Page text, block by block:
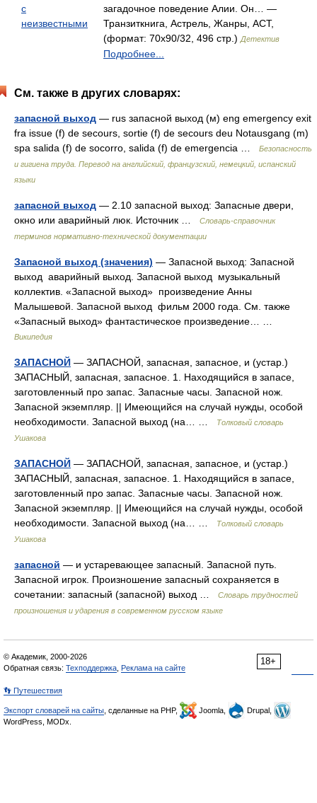
с
неизвестными
загадочное поведение Алии. Он… —
Транзиткнига, Астрель, Жанры, АСТ,
(формат: 70x90/32, 496 стр.) Детектив
Подробнее...
См. также в других словарях:
запасной выход — rus запасной выход (м) eng emergency exit
fra issue (f) de secours, sortie (f) de secours deu Notausgang (m)
spa salida (f) de socorro, salida (f) de emergencia …
Безопасность
и гигиена труда. Перевод на английский, французский, немецкий, испанский
языки
запасной выход — 2.10 запасной выход: Запасные двери,
окно или аварийный люк. Источник …
Словарь-справочник
терминов нормативно-технической документации
Запасной выход (значения) — Запасной выход: Запасной
выход аварийный выход. Запасной выход музыкальный
коллектив. «Запасной выход» произведение Анны
Малышевой. Запасной выход фильм 2000 года. См. также
«Запасный выход» фантастическое произведение… …
Википедия
ЗАПАСНОЙ — ЗАПАСНОЙ, запасная, запасное, и (устар.)
ЗАПАСНЫЙ, запасная, запасное. 1. Находящийся в запасе,
заготовленный про запас. Запасные часы. Запасной нож.
Запасной экземпляр. || Имеющийся на случай нужды, особой
необходимости. Запасной выход (на… …
Толковый словарь
Ушакова
ЗАПАСНОЙ — ЗАПАСНОЙ, запасная, запасное, и (устар.)
ЗАПАСНЫЙ, запасная, запасное. 1. Находящийся в запасе,
заготовленный про запас. Запасные часы. Запасной нож.
Запасной экземпляр. || Имеющийся на случай нужды, особой
необходимости. Запасной выход (на… …
Толковый словарь
Ушакова
запасной — и устаревающее запасный. Запасной путь.
Запасной игрок. Произношение запасный сохраняется в
сочетании: запасный (запасной) выход …
Словарь трудностей
произношения и ударения в современном русском языке
18+
© Академик, 2000-2026
Обратная связь: Техподдержка Реклама на сайте
👣 Путешествия
Экспорт словарей на сайты , сделанные на PHP, Joomla,
Drupal,
WordPress, MODx.